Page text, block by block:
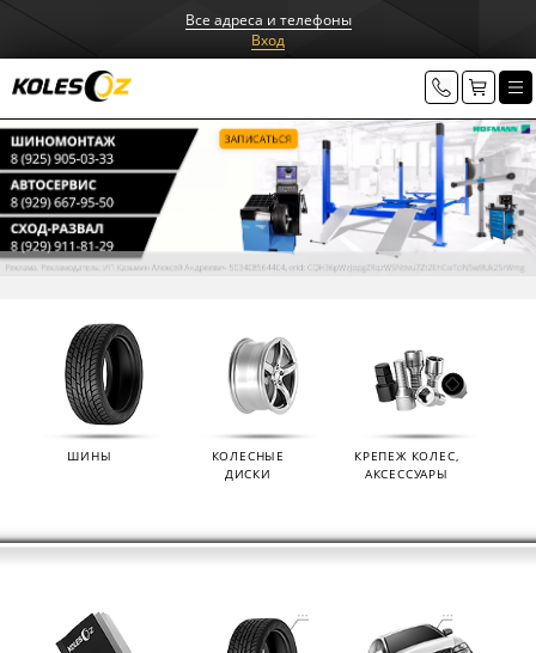
Все адреса и телефоны
Вход
ШИНЫ
КОЛЕСНЫЕ
ДИСКИ
КРЕПЕЖ КОЛЕС,
АКСЕССУАРЫ